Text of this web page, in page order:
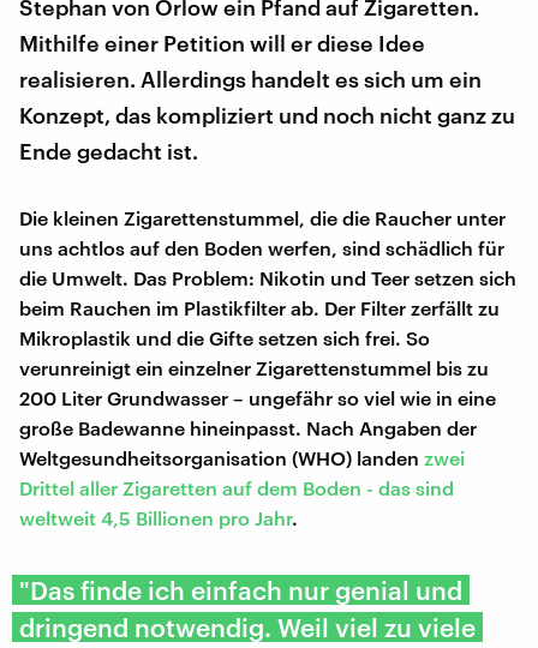
Stephan von Orlow ein Pfand auf Zigaretten.
Mithilfe einer Petition will er diese Idee
realisieren. Allerdings handelt es sich um ein
Konzept, das kompliziert und noch nicht ganz zu
Ende gedacht ist.
Die kleinen Zigarettenstummel, die die Raucher unter
uns achtlos auf den Boden werfen, sind schädlich für
die Umwelt. Das Problem: Nikotin und Teer setzen sich
beim Rauchen im Plastikfilter ab. Der Filter zerfällt zu
Mikroplastik und die Gifte setzen sich frei. So
verunreinigt ein einzelner Zigarettenstummel bis zu
200 Liter Grundwasser – ungefähr so viel wie in eine
große Badewanne hineinpasst. Nach Angaben der
Weltgesundheitsorganisation (WHO) landen zwei
Drittel aller Zigaretten auf dem Boden - das sind
weltweit 4,5 Billionen pro Jahr.
"Das finde ich einfach nur genial und
dringend notwendig. Weil viel zu viele